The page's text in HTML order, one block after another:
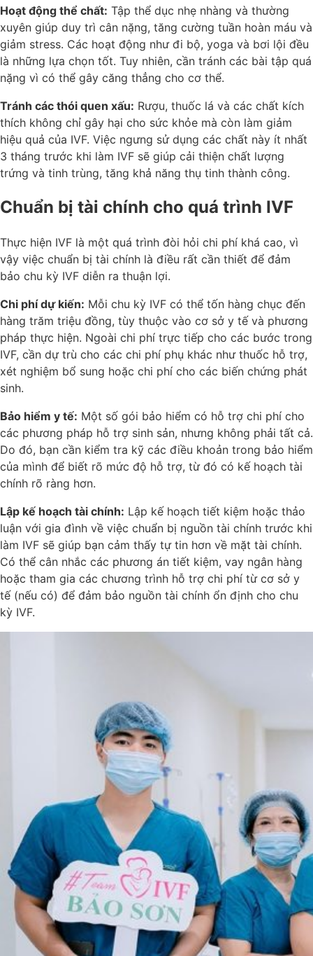
Hoạt động thể chất: Tập thể dục nhẹ nhàng và thường
xuyên giúp duy trì cân nặng, tăng cường tuần hoàn máu và
giảm stress. Các hoạt động như đi bộ, yoga và bơi lội đều
là những lựa chọn tốt. Tuy nhiên, cần tránh các bài tập quá
nặng vì có thể gây căng thẳng cho cơ thể.
Tránh các thói quen xấu: Rượu, thuốc lá và các chất kích
thích không chỉ gây hại cho sức khỏe mà còn làm giảm
hiệu quả của IVF. Việc ngưng sử dụng các chất này ít nhất
3 tháng trước khi làm IVF sẽ giúp cải thiện chất lượng
trứng và tinh trùng, tăng khả năng thụ tinh thành công.
Chuẩn bị tài chính cho quá trình IVF
Thực hiện IVF là một quá trình đòi hỏi chi phí khá cao, vì
vậy việc chuẩn bị tài chính là điều rất cần thiết để đảm
bảo chu kỳ IVF diễn ra thuận lợi.
Chi phí dự kiến: Mỗi chu kỳ IVF có thể tốn hàng chục đến
hàng trăm triệu đồng, tùy thuộc vào cơ sở y tế và phương
pháp thực hiện. Ngoài chi phí trực tiếp cho các bước trong
IVF, cần dự trù cho các chi phí phụ khác như thuốc hỗ trợ,
xét nghiệm bổ sung hoặc chi phí cho các biến chứng phát
sinh.
Bảo hiểm y tế: Một số gói bảo hiểm có hỗ trợ chi phí cho
các phương pháp hỗ trợ sinh sản, nhưng không phải tất cả.
Do đó, bạn cần kiểm tra kỹ các điều khoản trong bảo hiểm
của mình để biết rõ mức độ hỗ trợ, từ đó có kế hoạch tài
chính rõ ràng hơn.
Lập kế hoạch tài chính: Lập kế hoạch tiết kiệm hoặc thảo
luận với gia đình về việc chuẩn bị nguồn tài chính trước khi
làm IVF sẽ giúp bạn cảm thấy tự tin hơn về mặt tài chính.
Có thể cân nhắc các phương án tiết kiệm, vay ngân hàng
hoặc tham gia các chương trình hỗ trợ chi phí từ cơ sở y
tế (nếu có) để đảm bảo nguồn tài chính ổn định cho chu
kỳ IVF.